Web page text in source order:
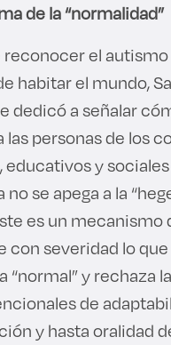
de la “normalidad”
reconocer el
habitar el mundo,
dedicó a señalar
las personas de los
educativos y
se apega a la
es un mecanismo
con severidad lo que
“normal” y rechaza
de
y hasta oralidad